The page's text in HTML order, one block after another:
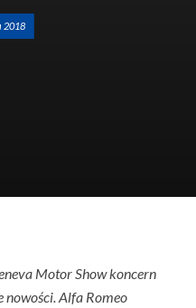
2018
Motor Show koncern
nowości. Alfa Romeo